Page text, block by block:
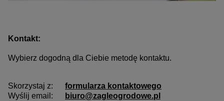
Kontakt:
Wybierz dogodną dla Ciebie metodę kontaktu.
Skorzystaj z:
formularza kontaktowego
Wyślij email:
biuro@zagleogrodowe.pl